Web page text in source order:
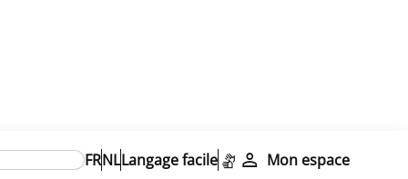
FRNLLangage facile Mon espace